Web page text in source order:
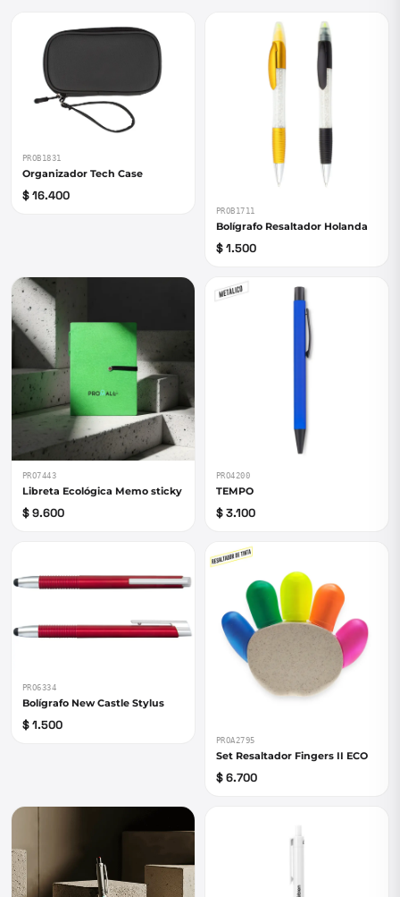
PROB1831
Organizador Tech Case
$ 16.400
PROB1711
Bolígrafo Resaltador Holanda
$ 1.500
PRO7443
Libreta Ecológica Memo sticky
$ 9.600
PRO4200
TEMPO
$ 3.100
PRO6334
Bolígrafo New Castle Stylus
$ 1.500
PROA2795
Set Resaltador Fingers II ECO
$ 6.700